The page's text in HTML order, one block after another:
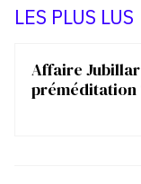
LES PLUS LUS
Affaire
préméditation